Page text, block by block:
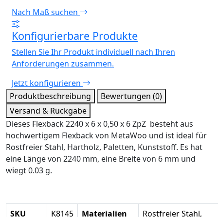
Nach Maß suchen
Konfigurierbare Produkte
Stellen Sie Ihr Produkt individuell nach Ihren
Anforderungen zusammen.
Jetzt konfigurieren
Produktbeschreibung
Bewertungen (0)
Versand & Rückgabe
Dieses Flexback 2240 x 6 x 0,50 x 6 ZpZ besteht aus
hochwertigem Flexback von MetaWoo und ist ideal für
Rostfreier Stahl, Hartholz, Paletten, Kunststoff. Es hat
eine Länge von 2240 mm, eine Breite von 6 mm und
wiegt 0.03 g.
SKU K8145 Materialien
Rostfreier Stahl,